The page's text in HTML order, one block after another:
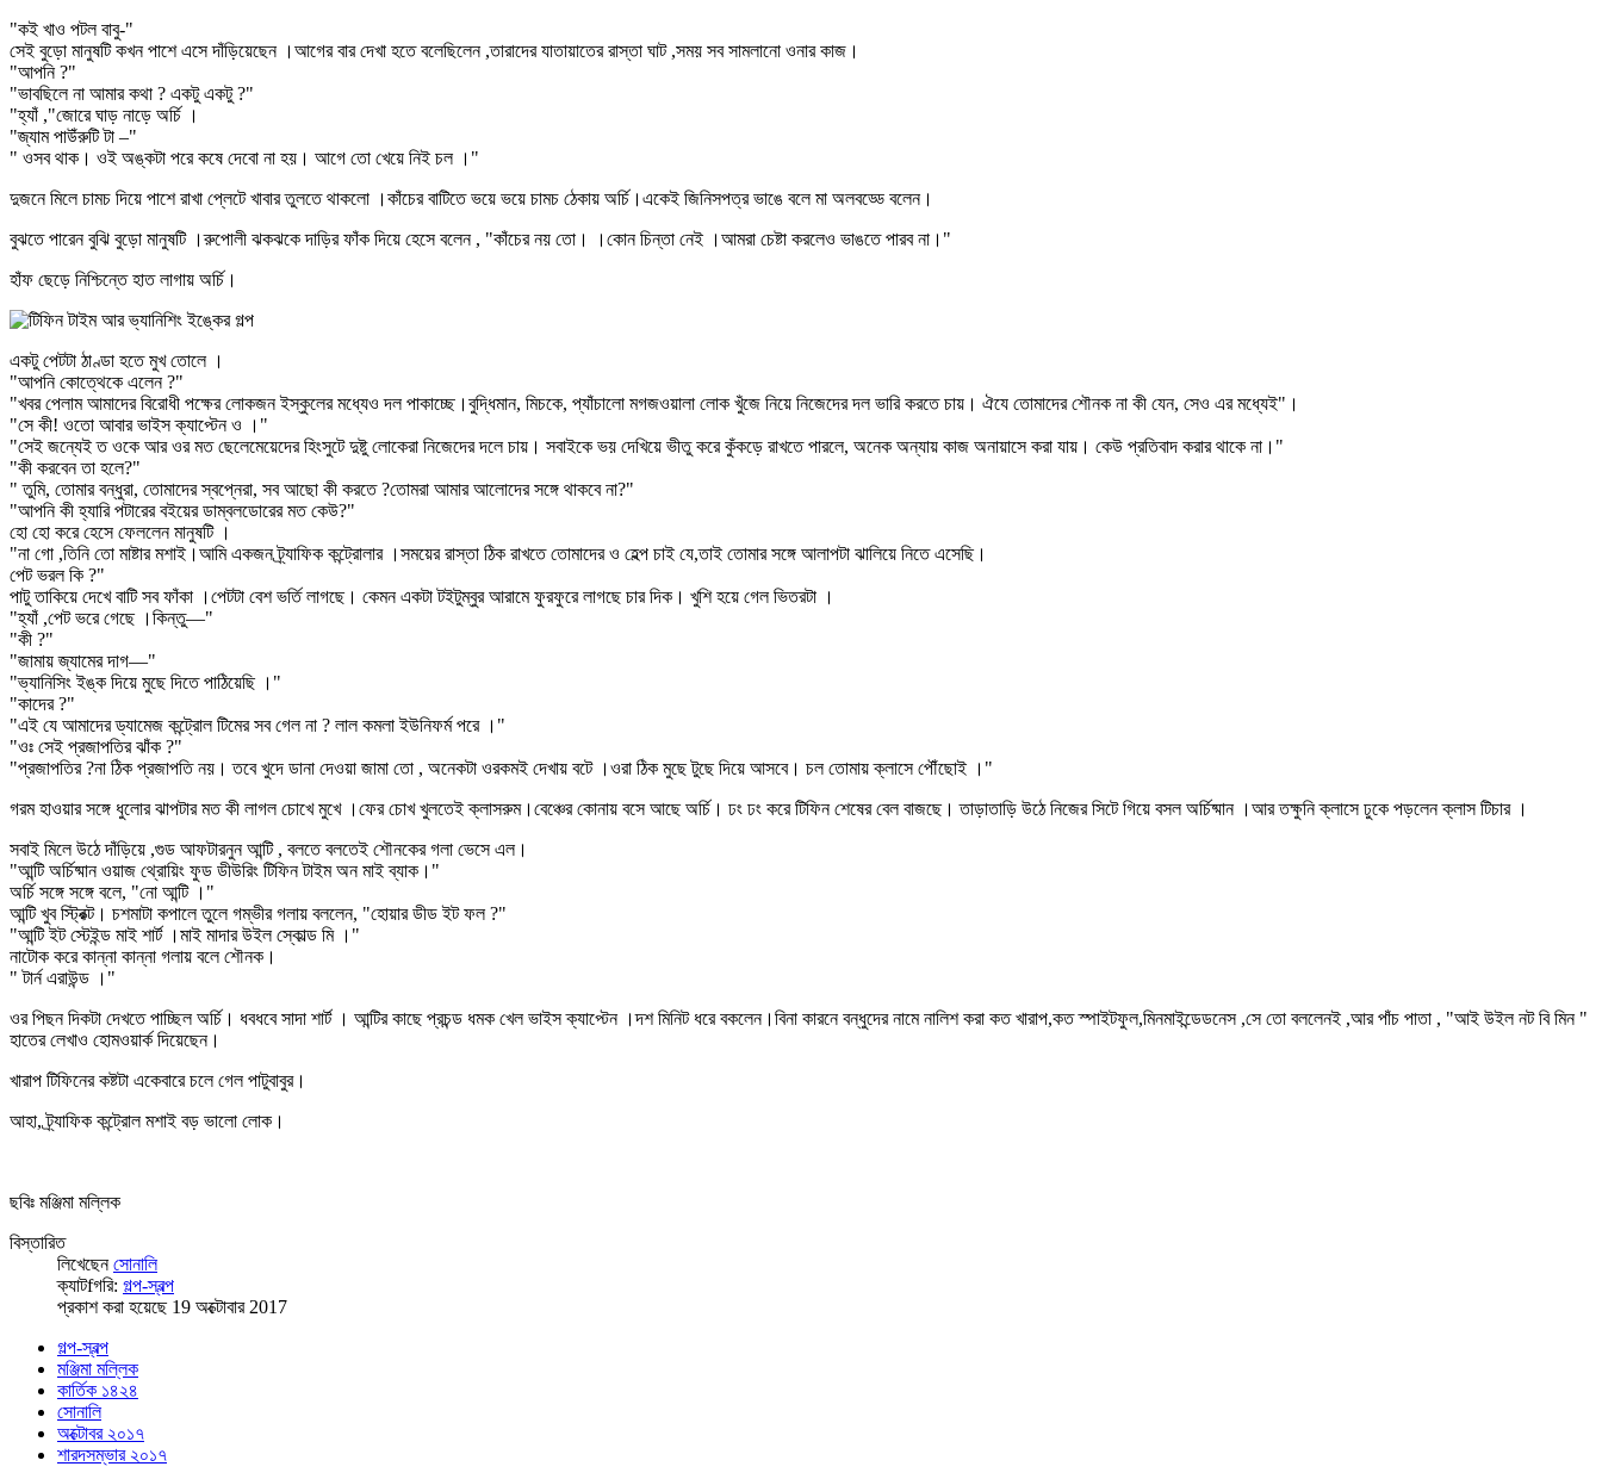
"কই খাও পটল বাবু-"
সেই বুড়ো মানুষটি কখন পাশে এসে দাঁড়িয়েছেন ।আগের বার দেখা হতে বলেছিলেন ,তারাদের যাতায়াতের রাস্তা ঘাট ,সময় সব সামলানো ওনার কাজ।
"আপনি ?"
"ভাবছিলে না আমার কথা ? একটু একটু ?"
"হ্যাঁ ,"জোরে ঘাড় নাড়ে অর্চি ।
"জ্যাম পাউঁরুটি টা –"
" ওসব থাক। ওই অঙ্কটা পরে কষে দেবো না হয়। আগে তো খেয়ে নিই চল ।"
দুজনে মিলে চামচ দিয়ে পাশে রাখা প্লেটে খাবার তুলতে থাকলো ।কাঁচের বাটিতে ভয়ে ভয়ে চামচ ঠেকায় অর্চি।একেই জিনিসপত্র ভাঙে বলে মা অলবড্ডে বলেন।
বুঝতে পারেন বুঝি বুড়ো মানুষটি ।রুপোলী ঝকঝকে দাড়ির ফাঁক দিয়ে হেসে বলেন , "কাঁচের নয় তো। ।কোন চিন্তা নেই ।আমরা চেষ্টা করলেও ভাঙতে পারব না।"
হাঁফ ছেড়ে নিশ্চিন্তে হাত লাগায় অর্চি।
একটু পেটটা ঠাণ্ডা হতে মুখ তোলে ।
"আপনি কোত্থেকে এলেন ?"
"খবর পেলাম আমাদের বিরোধী পক্ষের লোকজন ইস্কুলের মধ্যেও দল পাকাচ্ছে।বুদ্ধিমান, মিচকে, প্যাঁচালো মগজওয়ালা লোক খুঁজে নিয়ে নিজেদের দল ভারি করতে চায়। ঐযে তোমাদের শৌনক না কী যেন, সেও এর মধ্যেই"।
"সে কী! ওতো আবার ভাইস ক্যাপ্টেন ও ।"
"সেই জন্যেই ত ওকে আর ওর মত ছেলেমেয়েদের হিংসুটে দুষ্টু লোকেরা নিজেদের দলে চায়। সবাইকে ভয় দেখিয়ে ভীতু করে কুঁকড়ে রাখতে পারলে, অনেক অন্যায় কাজ অনায়াসে করা যায়। কেউ প্রতিবাদ করার থাকে না।"
"কী করবেন তা হলে?"
" তুমি, তোমার বন্ধুরা, তোমাদের স্বপ্নেরা, সব আছো কী করতে ?তোমরা আমার আলোদের সঙ্গে থাকবে না?"
"আপনি কী হ্যারি পটারের বইয়ের ডাম্বলডোরের মত কেউ?"
হো হো করে হেসে ফেললেন মানুষটি ।
"না গো ,তিনি তো মাষ্টার মশাই।আমি একজন ট্র্যাফিক কন্ট্রোলার ।সময়ের রাস্তা ঠিক রাখতে তোমাদের ও হেল্প চাই যে,তাই তোমার সঙ্গে আলাপটা ঝালিয়ে নিতে এসেছি।
পেট ভরল কি ?"
পাটু তাকিয়ে দেখে বাটি সব ফাঁকা ।পেটটা বেশ ভর্তি লাগছে। কেমন একটা টইটুম্বুর আরামে ফুরফুরে লাগছে চার দিক। খুশি হয়ে গেল ভিতরটা ।
"হ্যাঁ ,পেট ভরে গেছে ।কিন্তু—"
"কী ?"
"জামায় জ্যামের দাগ—"
"ভ্যানিসিং ইঙ্ক দিয়ে মুছে দিতে পাঠিয়েছি ।"
"কাদের ?"
"এই যে আমাদের ড্যামেজ কন্ট্রোল টিমের সব গেল না ? লাল কমলা ইউনিফর্ম পরে ।"
"ওঃ সেই প্রজাপতির ঝাঁক ?"
"প্রজাপতির ?না ঠিক প্রজাপতি নয়। তবে খুদে ডানা দেওয়া জামা তো , অনেকটা ওরকমই দেখায় বটে ।ওরা ঠিক মুছে টুছে দিয়ে আসবে। চল তোমায় ক্লাসে পৌঁছোই ।"
গরম হাওয়ার সঙ্গে ধুলোর ঝাপটার মত কী লাগল চোখে মুখে ।ফের চোখ খুলতেই ক্লাসরুম।বেঞ্চের কোনায় বসে আছে অর্চি। ঢং ঢং করে টিফিন শেষের বেল বাজছে। তাড়াতাড়ি উঠে নিজের সিটে গিয়ে বসল অর্চিষ্মান ।আর তক্ষুনি ক্লাসে ঢুকে পড়লেন ক্লাস টিচার ।
সবাই মিলে উঠে দাঁড়িয়ে ,গুড আফটারনুন আন্টি , বলতে বলতেই শৌনকের গলা ভেসে এল।
"আন্টি অর্চিষ্মান ওয়াজ থ্রোয়িং ফুড ডীউরিং টিফিন টাইম অন মাই ব্যাক।"
অর্চি সঙ্গে সঙ্গে বলে, "নো আন্টি ।"
আন্টি খুব স্ট্রিক্ট। চশমাটা কপালে তুলে গম্ভীর গলায় বললেন, "হোয়ার ডীড ইট ফল ?"
"আন্টি ইট স্টেইন্ড মাই শার্ট ।মাই মাদার উইল স্কোল্ড মি ।"
নাটোক করে কান্না কান্না গলায় বলে শৌনক।
" টার্ন এরাউন্ড ।"
ওর পিছন দিকটা দেখতে পাচ্ছিল অর্চি। ধবধবে সাদা শার্ট । আন্টির কাছে প্রচন্ড ধমক খেল ভাইস ক্যাপ্টেন ।দশ মিনিট ধরে বকলেন।বিনা কারনে বন্ধুদের নামে নালিশ করা কত খারাপ,কত স্পাইটফুল,মিনমাইন্ডেডনেস ,সে তো বললেনই ,আর পাঁচ পাতা , "আই উইল নট বি মিন "
হাতের লেখাও হোমওয়ার্ক দিয়েছেন।
খারাপ টিফিনের কষ্টটা একেবারে চলে গেল পাটুবাবুর।
আহা, ট্র্যাফিক কন্ট্রোল মশাই বড় ভালো লোক।
ছবিঃ মঞ্জিমা মল্লিক
বিস্তারিত
লিখেছেনসোনালি
ক্যাটfগরি: গল্প-স্বল্প
প্রকাশ করা হয়েছে 19 অক্টোবার 2017
গল্প-স্বল্প
মঞ্জিমা মল্লিক
কার্তিক ১৪২৪
সোনালি
অক্টোবর ২০১৭
শারদসম্ভার ২০১৭